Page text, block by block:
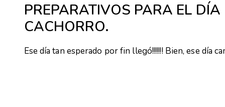
PREPARATIVOS PARA EL
CACHORRO.
Ese día tan esperado por fin llegó!!!!!!! Bien, ese día